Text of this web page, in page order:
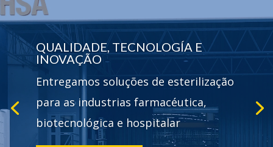
QUALIDADE, TECNOLOGÍA E
INOVAÇÃO
Entregamos soluções de esterilização
para as industrias farmacéutica,
biotecnológica e hospitalar
vídeo